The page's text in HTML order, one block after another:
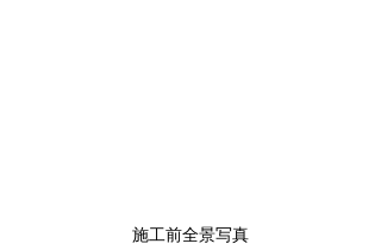
施工前全景写真